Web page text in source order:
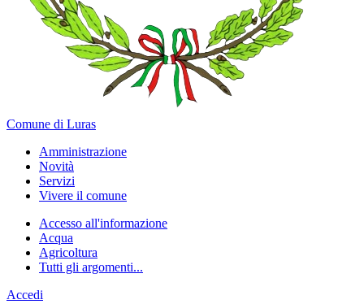
Comune di Luras
Amministrazione
Novità
Servizi
Vivere il comune
Accesso all'informazione
Acqua
Agricoltura
Tutti gli argomenti...
Accedi